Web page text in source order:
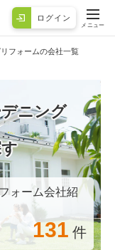
ログイン
メニュー
フォームの会社一覧
ニング
ォーム会社紹
131 件